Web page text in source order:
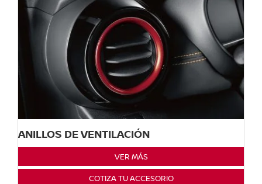
ANILLOS DE VENTILACIÓN
VER MÁS
COTIZA TU ACCESORIO